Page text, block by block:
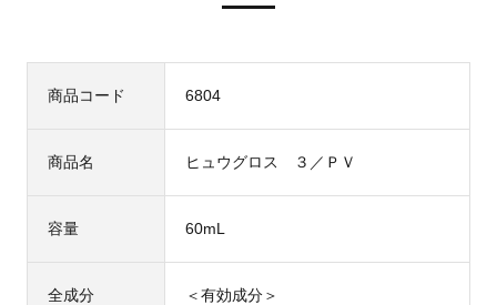
商品コード 6804
商品名 ヒュウグロス ３／ＰＶ
容量 60mL
全成分
＜有効成分＞